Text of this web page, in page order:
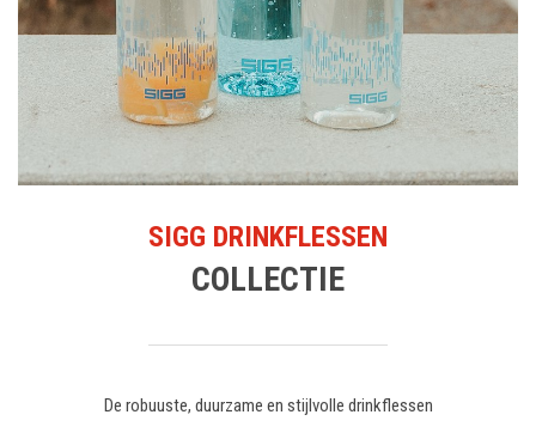
SIGG DRINKFLESSEN
COLLECTIE
De robuuste, duurzame en stijlvolle drinkflessen